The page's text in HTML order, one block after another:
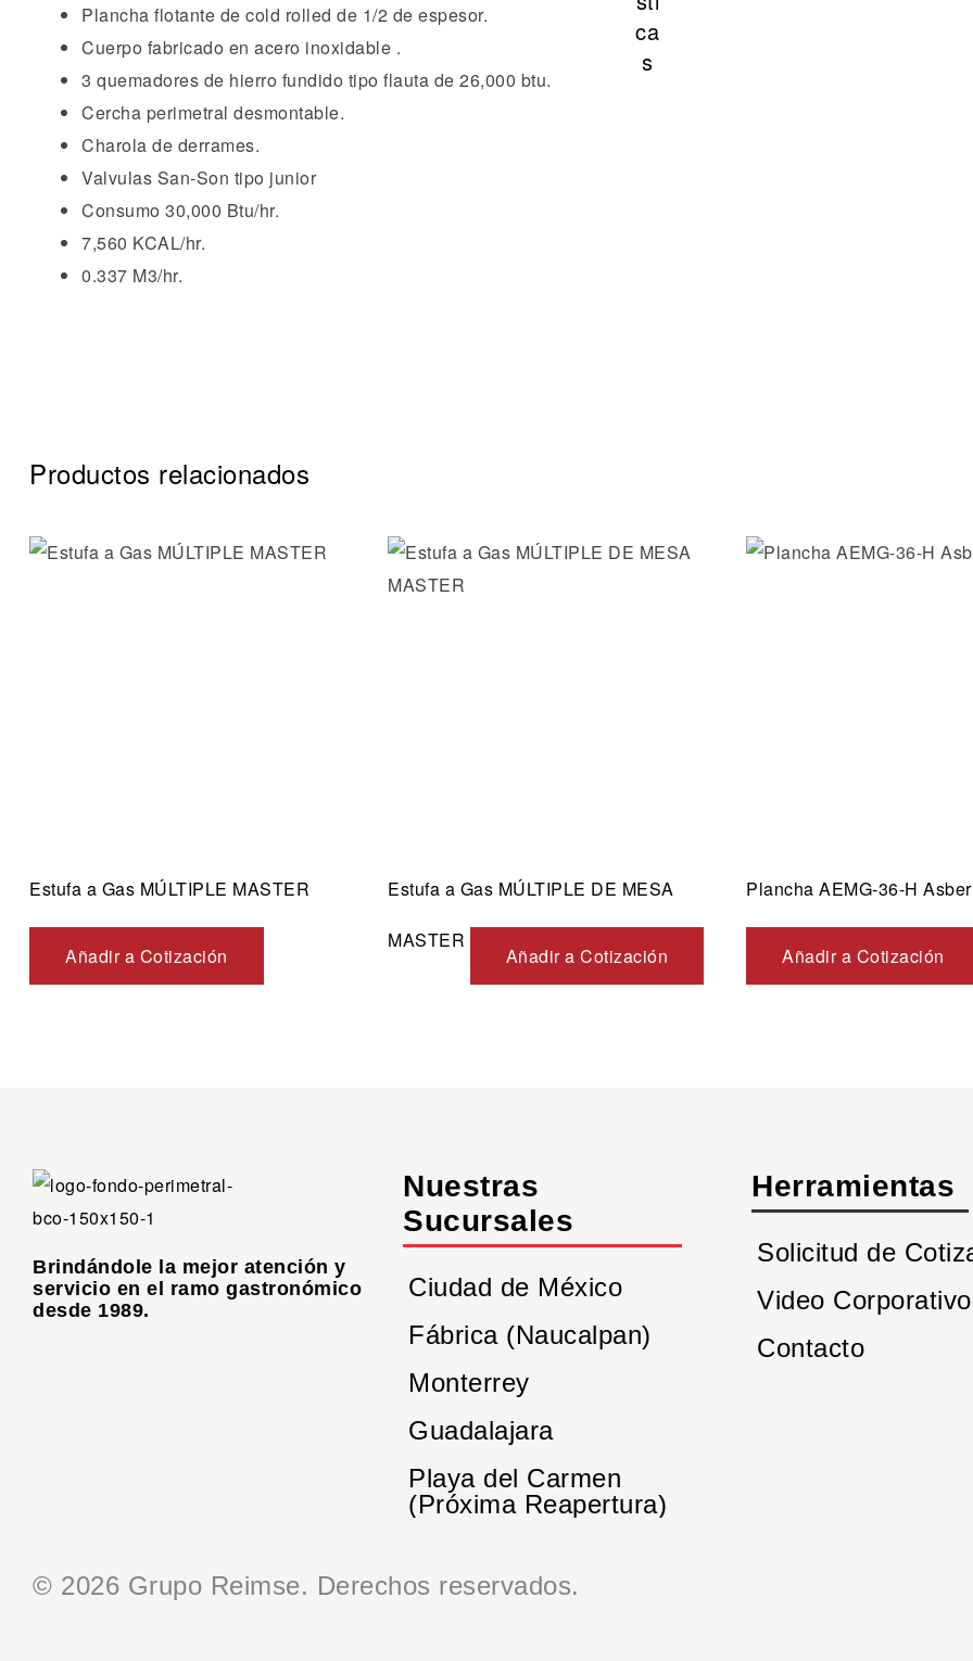
Plancha flotante de cold rolled de 1/2 de espesor.
Cuerpo fabricado en acero inoxidable .
3 quemadores de hierro fundido tipo flauta de 26,000 btu.
Cercha perimetral desmontable.
Charola de derrames.
Valvulas San-Son tipo junior
Consumo 30,000 Btu/hr.
7,560 KCAL/hr.
0.337 M3/hr.
Productos relacionados
Estufa a Gas MÚLTIPLE MASTER
Añadir a Cotización
Estufa a Gas MÚLTIPLE DE MESA
MASTER
Añadir a Cotización
Plancha AEMG-36-H Asber
Añadir a Cotización
Brindándole la mejor atención y
servicio en el ramo gastronómico
desde 1989.
Nuestras
Sucursales
Ciudad de México
Fábrica (Naucalpan)
Monterrey
Guadalajara
Playa del Carmen
(Próxima Reapertura)
Herramientas
Solicitud de
Video Corporativo
Contacto
© 2026 Grupo Reimse. Derechos reservados.